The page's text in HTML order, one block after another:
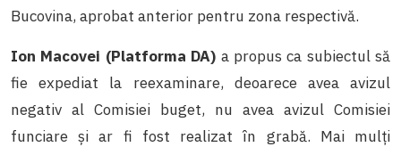
Bucovina, aprobat anterior pentru zona respectivă.
Ion Macovei (Platforma DA) a propus ca subiectul să
fie expediat la reexaminare, deoarece avea avizul
negativ al Comisiei buget, nu avea avizul Comisiei
funciare și ar fi fost realizat în grabă. Mai mulți